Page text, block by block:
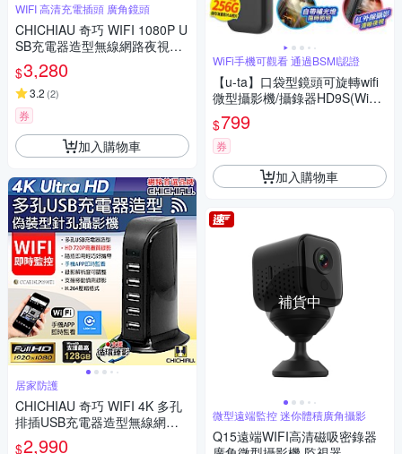
WIFI 高清充電插頭 廣角鏡頭
CHICHIAU 奇巧 WIFI 1080P U
SB充電器造型無線網路夜視微
型廣角攝影機M3 影音記錄器
$3,280
3.2 (2)
券
加入購物車
居家防護
CHICHIAU 奇巧 WIFI 4K 多孔
排插USB充電器造型無線網路
微型針孔攝影機M10 影音記錄
$2,990
WiFi手機可觀看 通過BSMI認證
【u-ta】口袋型鏡頭可旋轉wifi
微型攝影機/攝錄器HD9S(WiFi
版 1080P 白光全彩 紅外線夜視
可選)
$799
券
加入購物車
補貨中
微型遠端監控 迷你體積廣角攝影
Q15遠端WIFI高清磁吸密錄器